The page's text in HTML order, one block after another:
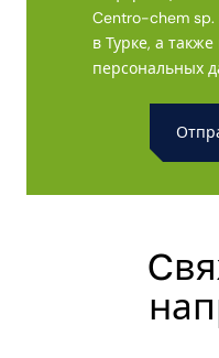
Centro-chem sp.
в Турке, а
персональных